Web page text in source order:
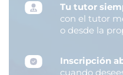
Tu tutor
con el tutor
o desde la
Inscripción
cuando